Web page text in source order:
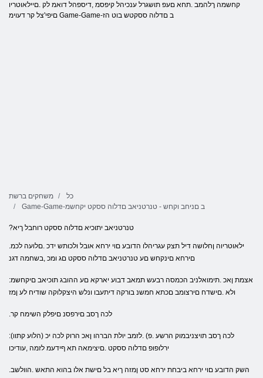
קחשמה ךלהמב .תחא םעפ תושגרל ענכיהל קיפסמ ,דיספהל דואמ לק .םיילאוטריו
םיפי'צל קר דעוימ Game-Game-ב םדלוה ססקטש בוט הז
משחקים ברשת
כל
Game-Game-ב םניחב וקחש - טנרטניאב םדלוה ססקט יקחשמ
?טנרטניאב יתוכיא םדלוה ססקט רוחבל ךיא
.ילאוטריוה ןחלושה דיל תצק עגריהלו הדובע םוי ירחא אובל ולכותש ידכ .םלועה לכמ
םירחא םינקחש םע טנרטניאב םדלוה ססקט םג ומכ ,בשחמה דגנ
:אצמת ןאכ .תימואלניב הכמסה רבעש תמאב דבוע יארקא םע ההובג תוכיאב םיקחשמ
ולא .םישדח םירצומב םכתא חמשנ בורקה דיתעבו ונלש היצקלוקה שודיח לע ןמז
.לכה ךסב םירפסנ םיפלק השימח קר
:(הלוע קתוו) לכה ךסב תויצניבמוק הרשע .פ) .לזמב יולת הברהו ןאכ הרוק לכה יכ
ירלופופ םדלוה ססקט .םיצימאה תא ףידעמ לזמה ,עודיכו
.השק הדובע םוי ירחא ביבחת ירחא סט ןמזה ךיא בל םישת אלו בהוא התאש .הוולשב